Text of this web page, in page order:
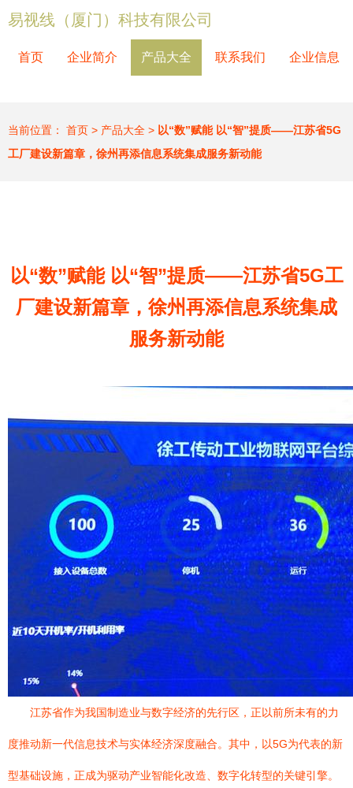
易视线（厦门）科技有限公司
首页 企业简介 产品大全 联系我们 企业信息
当前位置： 首页 > 产品大全 > 以“数”赋能 以“智”提质——江苏省5G
工厂建设新篇章，徐州再添信息系统集成服务新动能
以“数”赋能 以“智”提质——江苏省5G工
厂建设新篇章，徐州再添信息系统集成
服务新动能
江苏省作为我国制造业与数字经济的先行区，正以前所未有的力
度推动新一代信息技术与实体经济深度融合。其中，以5G为代表的新
型基础设施，正成为驱动产业智能化改造、数字化转型的关键引擎。